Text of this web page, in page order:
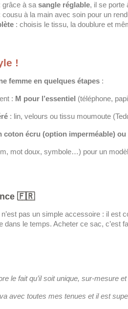
grâce à sa sangle réglable, il se porte
cousu à la main avec soin pour un
: choisis le tissu, la doublure et
!
femme en quelques étapes :
: M pour l’essentiel (téléphone,
: lin, velours ou tissu moumoute
coton écru (option imperméable)
mot doux, symbole…) pour un
🇫🇷
pas un simple accessoire : il est
dans le temps. Acheter ce sac, c’est
le fait qu’il soit unique, sur-mesure
avec toutes mes tenues et il est